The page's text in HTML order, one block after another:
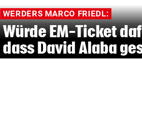
WERDERS MARCO FRIEDL:
Würde EM-Ticket
dass David Alaba